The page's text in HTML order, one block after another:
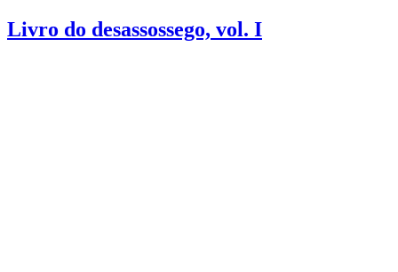
Livro do desassossego, vol. I